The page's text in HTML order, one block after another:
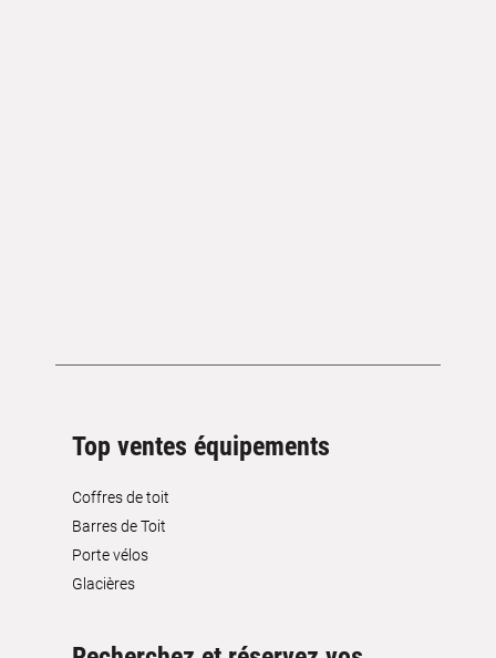
Top ventes équipements
Coffres de toit
Barres de Toit
Porte vélos
Glacières